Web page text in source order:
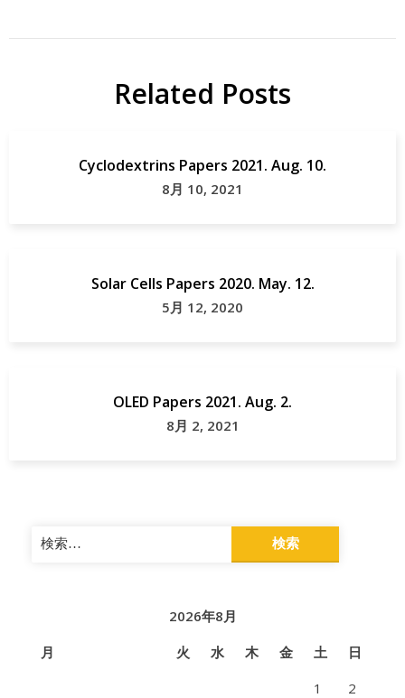
Related Posts
Cyclodextrins Papers 2021. Aug. 10.
8月 10, 2021
Solar Cells Papers 2020. May. 12.
5月 12, 2020
OLED Papers 2021. Aug. 2.
8月 2, 2021
検
索:
2026年8月
月
火 水 木 金 土
日
1
2